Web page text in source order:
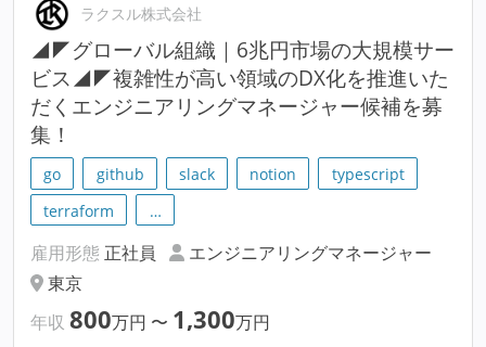
ラクスル株式会社
◢◤グローバル組織｜6兆円市場の大規模サー
ビス◢◤複雑性が高い領域のDX化を推進いた
だくエンジニアリングマネージャー候補を募
集！
go github slack notion
typescript
terraform
…
雇用形態 正社員
エンジニアリングマネージャー
東京
年収 800万円 〜 1,300万円